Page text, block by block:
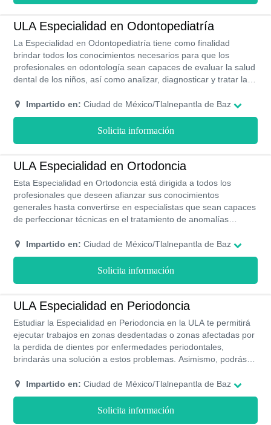
ULA Especialidad en Odontopediatría
La Especialidad en Odontopediatría tiene como finalidad
brindar todos los conocimientos necesarios para que los
profesionales en odontología sean capaces de evaluar la salud
dental de los niños, así como analizar, diagnosticar y tratar las
la dentadura. La Universidad Latinoamericana imparte esta
especialidad bajo la modalidad presencial para que los
estudiantes realicen todas las prácticas de laboratorio
requeridas. Esta especialidad tiene una duración aproximada
Impartido en: Ciudad de México/Tlalnepantla de Baz
Solicita información
ULA Especialidad en Ortodoncia
Esta Especialidad en Ortodoncia está dirigida a todos los
profesionales que deseen afianzar sus conocimientos
generales hasta convertirse en especialistas que sean capaces
de perfeccionar técnicas en el tratamiento de anomalías
Impartido en: Ciudad de México/Tlalnepantla de Baz
Solicita información
ULA Especialidad en Periodoncia
Estudiar la Especialidad en Periodoncia en la ULA te permitirá
ejecutar trabajos en zonas desdentadas o zonas afectadas por
la perdida de dientes por enfermedades periodontales,
brindarás una solución a estos problemas. Asimismo, podrás
sobre los tejidos y estructuras anatómicas.
Impartido en: Ciudad de México/Tlalnepantla de Baz
Solicita información